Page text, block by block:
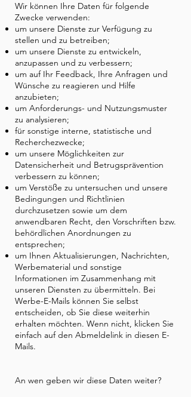
Wir können Ihre Daten für folgende
Zwecke verwenden:
um unsere Dienste zur Verfügung zu
stellen und zu betreiben;
um unsere Dienste zu entwickeln,
anzupassen und zu verbessern;
um auf Ihr Feedback, Ihre Anfragen und
Wünsche zu reagieren und Hilfe
anzubieten;
um Anforderungs- und Nutzungsmuster
zu analysieren;
für sonstige interne, statistische und
Recherchezwecke;
um unsere Möglichkeiten zur
Datensicherheit und Betrugsprävention
verbessern zu können;
um Verstöße zu untersuchen und unsere
Bedingungen und Richtlinien
durchzusetzen sowie um dem
anwendbaren Recht, den Vorschriften bzw.
behördlichen Anordnungen zu
entsprechen;
um Ihnen Aktualisierungen, Nachrichten,
Werbematerial und sonstige
Informationen im Zusammenhang mit
unseren Diensten zu übermitteln. Bei
Werbe-E-Mails können Sie selbst
entscheiden, ob Sie diese weiterhin
erhalten möchten. Wenn nicht, klicken Sie
einfach auf den Abmeldelink in diesen E-
Mails.
An wen geben wir diese Daten weiter?